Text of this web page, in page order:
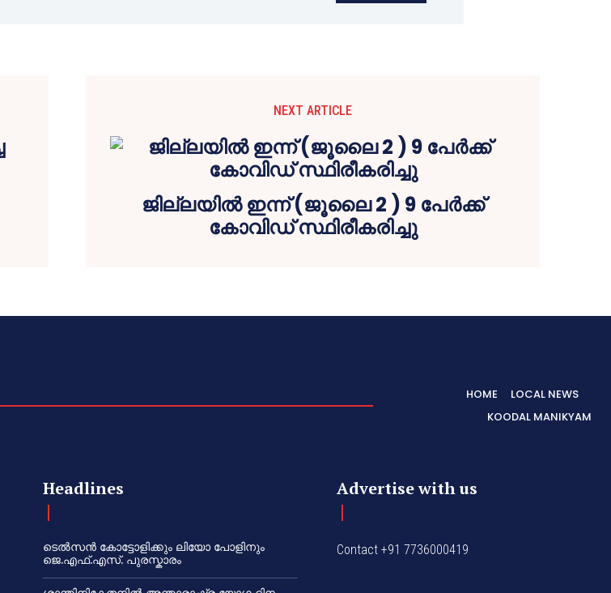
NEXT ARTICLE
ജില്ലയിൽ ഇന്ന് (ജൂലൈ 2 ) 9 പേർക്ക്
കോവിഡ് സ്ഥിരീകരിച്ചു
HOME
LOCAL NEWS
KOODAL MANIKYAM
Headlines
ടെൽസൻ കോട്ടോളിക്കും ലിയോ പോളിനും
ജെ.എഫ്.എസ്. പുരസ്കാരം
Advertise with us
Contact +91 7736000419